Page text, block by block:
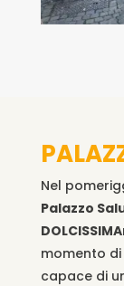
Nel
Palazzo
momento
capace di